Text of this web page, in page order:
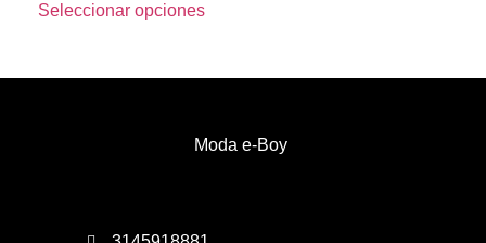
Seleccionar opciones
Moda e-Boy